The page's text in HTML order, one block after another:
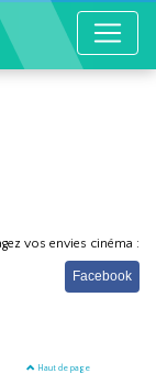
vos envies cinéma :
Facebook
Haut de page